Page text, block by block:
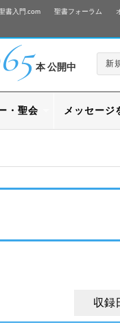
書入門.com 聖書フォーラム
本 公開中 新
・聖会 メッセージ